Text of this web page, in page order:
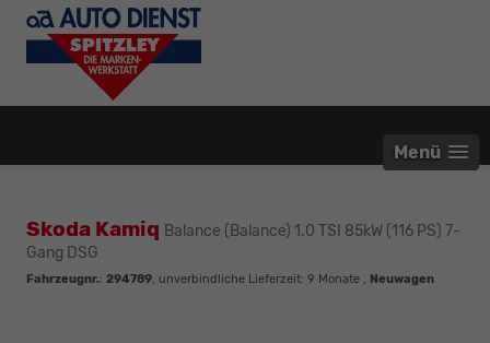
Menü
Skoda Kamiq Balance (Balance) 1.0 TSI 85kW (116 PS) 7-
Gang DSG
Fahrzeugnr.: 294789, unverbindliche Lieferzeit: 9 Monate , Neuwagen